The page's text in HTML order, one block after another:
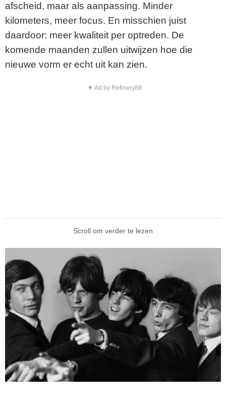
afscheid, maar als aanpassing. Minder
kilometers, meer focus. En misschien juist
daardoor: meer kwaliteit per optreden. De
komende maanden zullen uitwijzen hoe die
nieuwe vorm er echt uit kan zien.
▼ Ad by Refinery89
Scroll om verder te lezen